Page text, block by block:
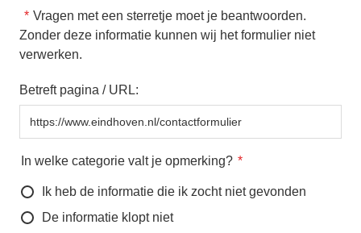
Vragen met een sterretje moet je beantwoorden.
Zonder deze informatie kunnen wij het formulier niet
verwerken.
Betreft pagina / URL:
In welke categorie valt je opmerking?
Ik heb de informatie die ik zocht niet gevonden
De informatie klopt niet